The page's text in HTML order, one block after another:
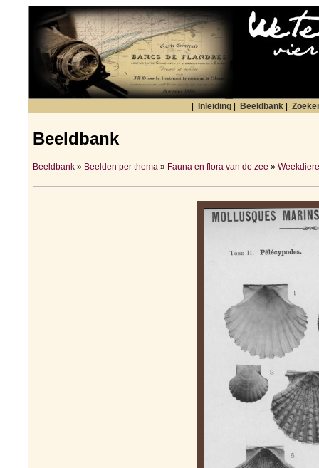
Inleiding Beeldbank
Beeldbank
Beeldbank » Beelden per thema » Fauna en flora van de zee »